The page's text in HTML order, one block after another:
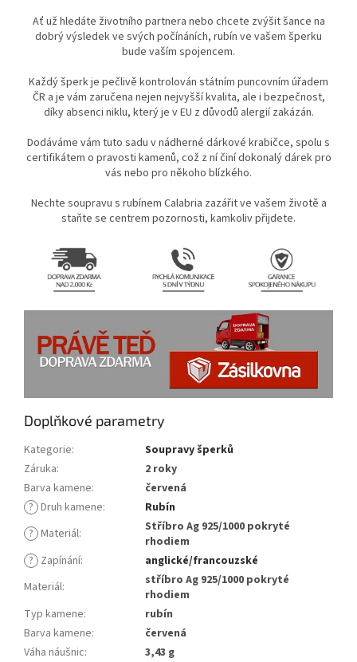
Ať už hledáte životního partnera nebo chcete zvýšit šance na
dobrý výsledek ve svých počínáních, rubín ve vašem šperku
bude vaším spojencem.
Každý šperk je pečlivě kontrolován státním puncovním úřadem
ČR a je vám zaručena nejen nejvyšší kvalita, ale i bezpečnost,
díky absenci niklu, který je v EU z důvodů alergií zakázán.
Dodáváme vám tuto sadu v nádherné dárkové krabičce, spolu s
certifikátem o pravosti kamenů, což z ní činí dokonalý dárek pro
vás nebo pro někoho blízkého.
Nechte soupravu s rubínem Calabria zazářit ve vašem životě a
staňte se centrem pozornosti, kamkoliv přijdete.
Doplňkové parametry
Kategorie:
Soupravy šperků
Záruka:
2 roky
Barva kamene:
červená
? Druh kamene:
Rubín
? Materiál:
Stříbro Ag 925/1000 pokryté
rhodiem
? Zapínání:
anglické/francouzské
Materiál:
stříbro Ag 925/1000 pokryté
rhodiem
Typ kamene:
rubín
Barva kamene:
červená
Váha náušnic:
3,43 g